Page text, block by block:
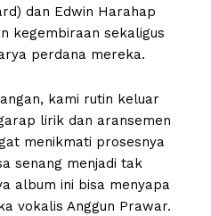
dan Edwin Harahap
kegembiraan sekaligus
perdana mereka.
kami rutin keluar
lirik dan aransemen
menikmati prosesnya
senang menjadi tak
album ini bisa menyapa
vokalis Anggun Prawar.